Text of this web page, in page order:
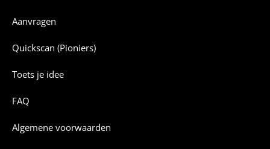
Aanvragen
Quickscan (Pioniers)
Toets je idee
FAQ
Algemene voorwaarden